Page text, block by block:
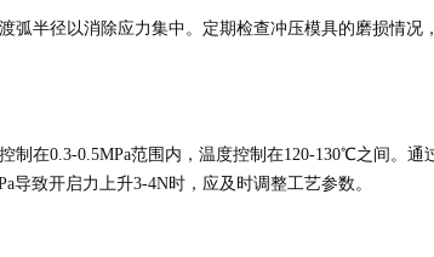
弧半径以消除应力集中。定期检查冲压模具的磨损情况
在0.3-0.5MPa范围内，温度控制在120-130℃之间。通
导致开启力上升3-4N时，应及时调整工艺参数。